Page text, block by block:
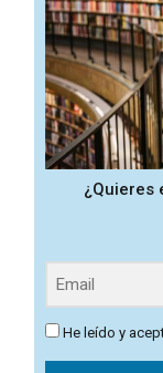
¿Quieres
He leído y